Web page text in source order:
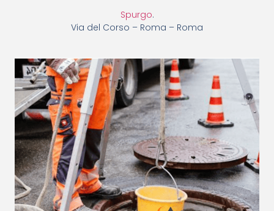
Spurgo.
Via del Corso – Roma – Roma